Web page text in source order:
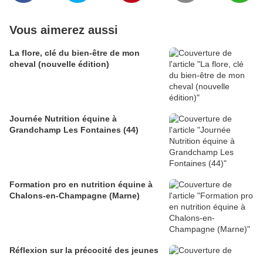
Vous aimerez aussi
La flore, clé du bien-être de mon
cheval (nouvelle édition)
Journée Nutrition équine à
Grandchamp Les Fontaines (44)
Formation pro en nutrition équine à
Chalons-en-Champagne (Marne)
Réflexion sur la précocité des jeunes